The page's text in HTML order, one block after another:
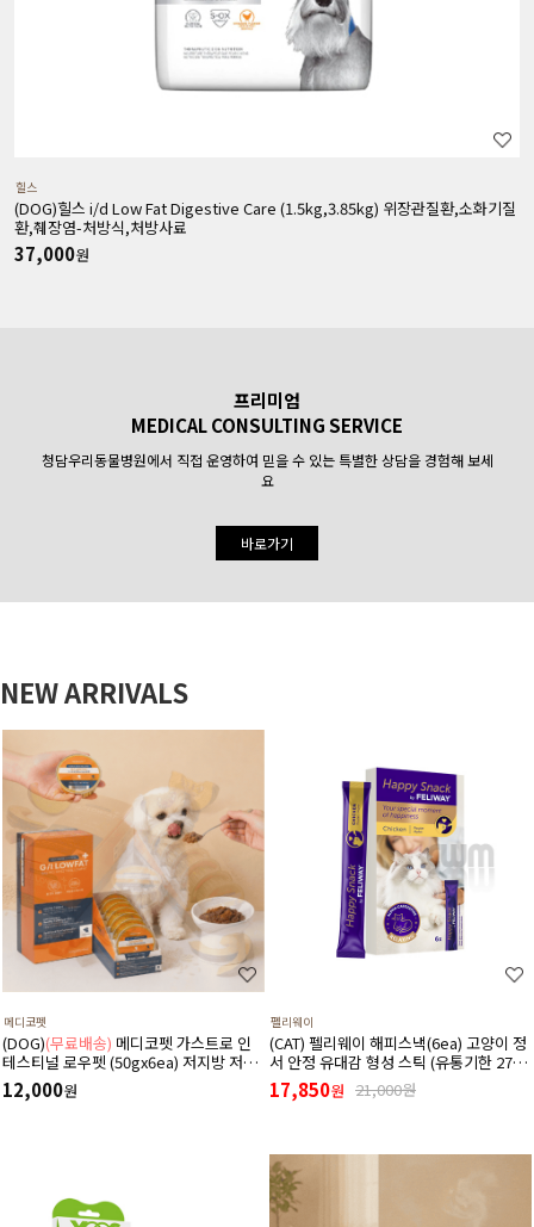
힐스
(DOG)힐스 i/d Low Fat Digestive Care (1.5kg,3.85kg) 위장관질환,소화기질
환,췌장염-처방식,처방사료
37,000원
프리미엄
MEDICAL CONSULTING SERVICE
청담우리동물병원에서 직접 운영하여 믿을 수 있는 특별한 상담을 경험해 보세
요
바로가기
NEW ARRIVALS
메디코펫
(DOG)(무료배송) 메디코펫 가스트로 인
테스티널 로우펫 (50gx6ea) 저지방 저단
백 췌장염 고지혈증에 도움 주는 처방 습
식 캔 보조식
12,000원
펠리웨이
(CAT) 펠리웨이 해피스낵(6ea) 고양이 정
서 안정 유대감 형성 스틱 (유통기한 27년
1월 1일)
17,850원 21,000원